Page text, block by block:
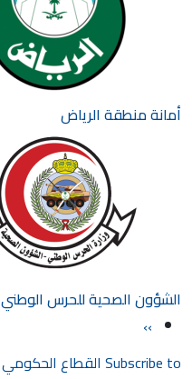
أمانة منطقة الرياض
الشؤون الصحية للحرس الوطني
Pagination
الصفحة التالية
››
Subscribe to القطاع الحكومي